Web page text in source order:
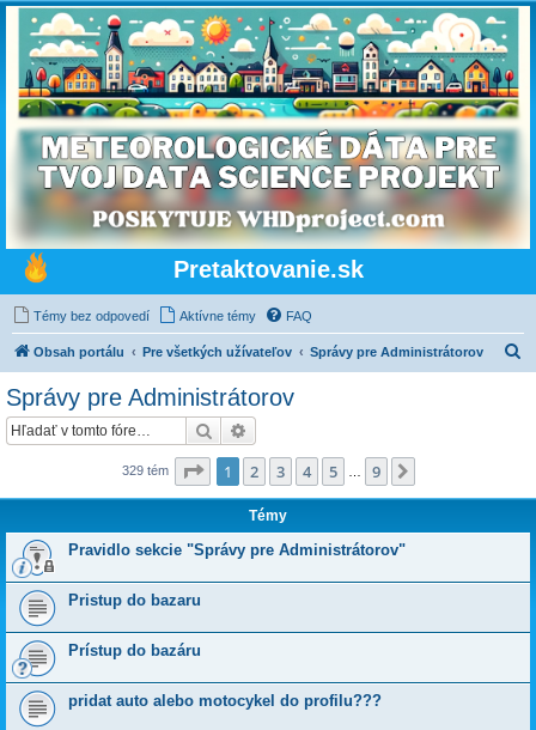
Pretaktovanie.sk
Témy bez odpovedí Aktívne témy FAQ
Obsah portálu Pre všetkých užívateľov Správy pre Administrátorov
Správy pre Administrátorov
Hľadať
329 tém Strana1 z9
1 2 3 4 5 9
Témy
Pravidlo sekcie "Správy pre Administrátorov"
Pristup do bazaru
Prístup do bazáru
pridat auto alebo motocykel do profilu???